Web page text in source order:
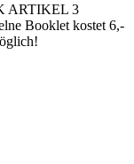
ARTIKEL 3
Booklet kostet 6,-